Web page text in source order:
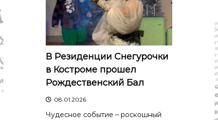
В Резиденции Снегурочки
в Костроме прошел
Рождественский Бал
08.01.2026
Чудесное событие – роскошный